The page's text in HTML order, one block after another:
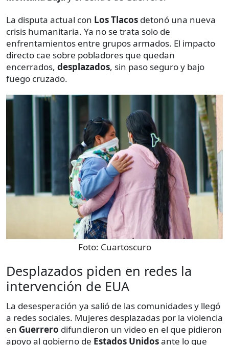
La disputa actual con Los Tlacos detonó una nueva
crisis humanitaria. Ya no se trata solo de
enfrentamientos entre grupos armados. El impacto
directo cae sobre pobladores que quedan
encerrados, desplazados, sin paso seguro y bajo
fuego cruzado.
Foto: Cuartoscuro
Desplazados piden en redes la
intervención de EUA
La desesperación ya salió de las comunidades y llegó
a redes sociales. Mujeres desplazadas por la violencia
en Guerrero difundieron un video en el que pidieron
apoyo al gobierno de Estados Unidosante lo que